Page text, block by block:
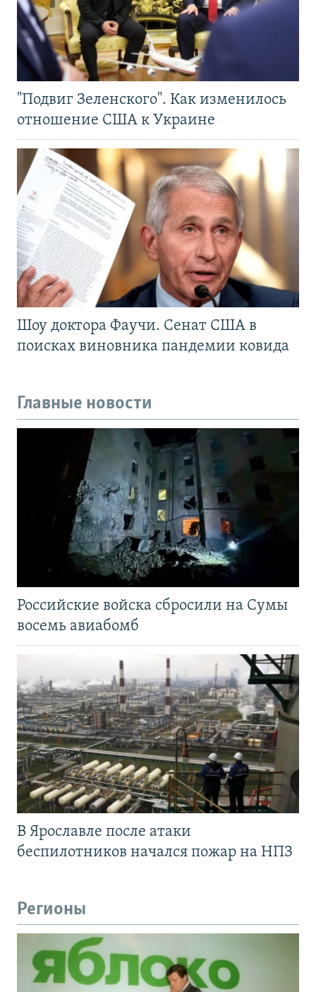
"Подвиг Зеленского". Как изменилось
отношение США к Украине
Шоу доктора Фаучи. Сенат США в
поисках виновника пандемии ковида
Главные новости
Российские войска сбросили на Сумы
восемь авиабомб
В Ярославле после атаки
беспилотников начался пожар на НПЗ
Регионы